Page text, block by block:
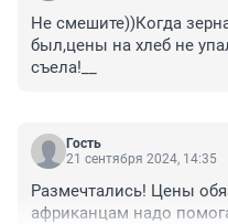
Не смешите))Когда
был,цены на хлеб не
съела!__
Гость
21 сентября 2024, 14:35
Размечтались! Цены
африканцам надо